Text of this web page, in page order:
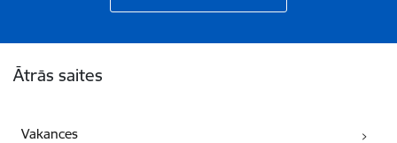
Ātrās saites
Vakances